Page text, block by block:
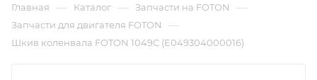
Главная — Каталог — Запчасти на FOTON —
Запчасти для двигателя FOTON —
Шкив коленвала FOTON 1049С (E049304000016)